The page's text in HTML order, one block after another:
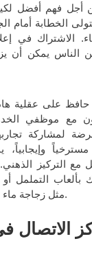
فهم أفضل
الخطابة أمام
في
الناس يمكن أن
حافظ على عقلية
مع موظفي
لمشاركة
وإيجابياً،
مع التركيز
التململ أو
مثل زجاجة ماء أو قلم وورقة.
الاتصال